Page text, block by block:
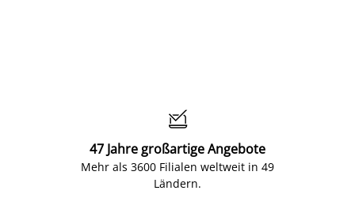

47 Jahre großartige Angebote
Mehr als 3600 Filialen weltweit in 49
Ländern.